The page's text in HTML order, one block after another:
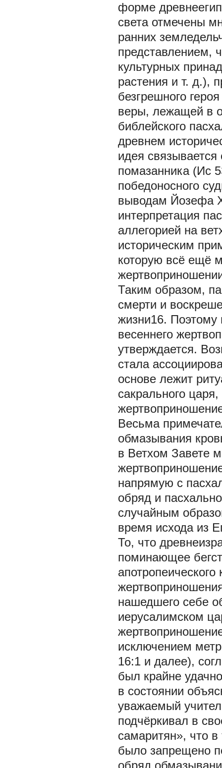
форме
света отмечены
ранних
представлением,
культурных
растения и т. д.),
безгрешного
веры, лежащей в
библейского
древнем
идея
помазанника (Ис
победоносного
выводам Йозефа
интерпретация
аллегорией на
историческим
которую всё ещё
Таким образом,
смерти и
жизни16. Поэтому
весеннего
утверждается.
стала
основе лежит
сакрального
Весьма
обмазывания
в Ветхом Завете
напрямую с
обряд и
случайным
время исхода из
То, что
поминающее
нашедшего себе
иерусалимском
исключением
16:1 и далее),
был крайне
в состоянии
уважаемый
подчёркивал в
самаритян», что
было запрещено
обряд